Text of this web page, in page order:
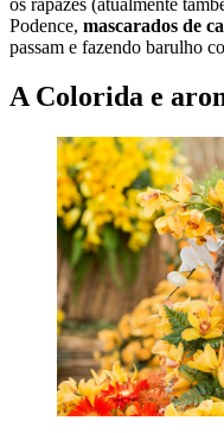
Podence, mascarados de
passam e fazendo barulho
A Colorida e